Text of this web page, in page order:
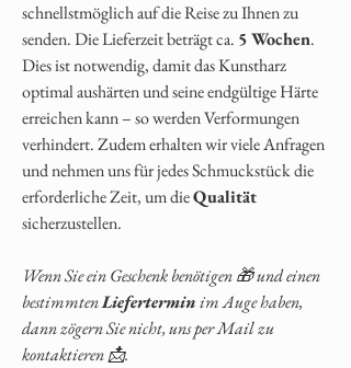
schnellstmöglich auf die Reise zu Ihnen zu
senden. Die Lieferzeit beträgt ca. 5 Wochen.
Dies ist notwendig, damit das Kunstharz
optimal aushärten und seine endgültige Härte
erreichen kann – so werden Verformungen
verhindert. Zudem erhalten wir viele Anfragen
und nehmen uns für jedes Schmuckstück die
erforderliche Zeit, um dieQualität
sicherzustellen.
Wenn Sie ein Geschenk benötigen 🎁 und einen
bestimmtenLieferterminim Auge haben,
dann zögern Sie nicht, uns per Mail zu
kontaktieren 📩.